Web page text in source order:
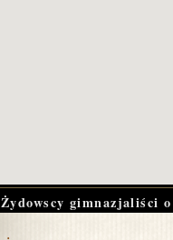
Żydowscy gimnazjaliści